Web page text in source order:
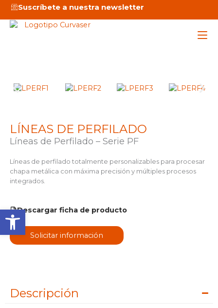
Abrir barra de
contenido
Suscríbete a nuestra newsletter
LÍNEAS DE PERFILADO
Líneas de Perfilado – Serie PF
Líneas de perfilado totalmente personalizables para procesar
chapa metálica con máxima precisión y múltiples procesos
integrados.
Descargar ficha de producto
Solicitar información
Descripción